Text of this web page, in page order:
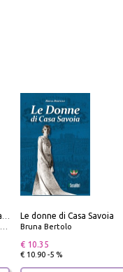
777 Alto Adriatico. Dal Delta del Po a Capo Promontore. Con QR Code
Le donne di Casa Savoia
Bruna Bertolo
€ 10.35
€ 10.90 -5 %